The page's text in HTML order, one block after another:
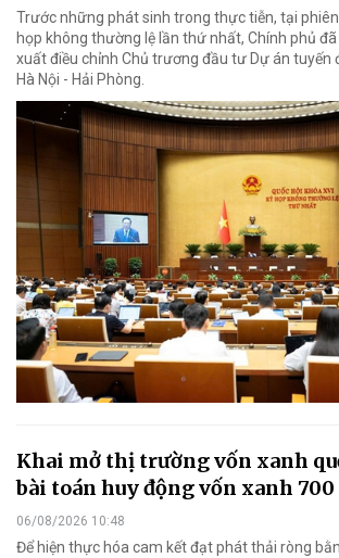
Trước những phát sinh trong thực tiễn, tại
họp không thường lệ lần thứ nhất, Chính phủ
xuất điều chỉnh Chủ trương đầu tư Dự án tuyến
Hà Nội - Hải Phòng.
Khai mở thị trường vốn xanh
bài toán huy động vốn xanh 700
06/08/2026 10:48
Để hiện thực hóa cam kết đạt phát thải ròng